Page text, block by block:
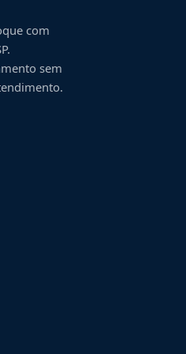
com
.
sem